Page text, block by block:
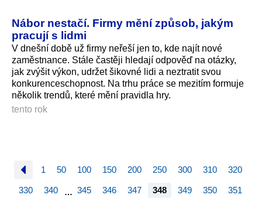
Nábor nestačí. Firmy mění způsob, jakým
pracují s lidmi
V dnešní době už firmy neřeší jen to, kde najít nové
zaměstnance. Stále častěji hledají odpověď na otázky,
jak zvýšit výkon, udržet šikovné lidi a neztratit svou
konkurenceschop­nost. Na trhu práce se mezitím formuje
několik trendů, které mění pravidla hry.
tento rok
1 50 100 150 200 250 300 310 320
330 340 … 345 346 347 348 349 350 351